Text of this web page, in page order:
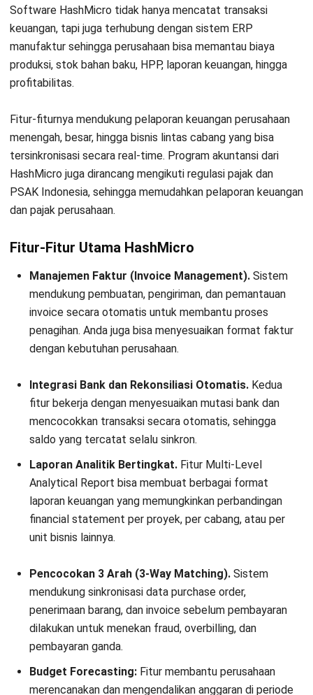
Software HashMicro tidak hanya mencatat transaksi
keuangan, tapi juga terhubung dengan sistem ERP
manufaktur sehingga perusahaan bisa memantau biaya
produksi, stok bahan baku, HPP, laporan keuangan, hingga
profitabilitas.
Fitur-fiturnya mendukung pelaporan keuangan perusahaan
menengah, besar, hingga bisnis lintas cabang yang bisa
tersinkronisasi secara real-time. Program akuntansi dari
HashMicro juga dirancang mengikuti regulasi pajak dan
PSAK Indonesia, sehingga memudahkan pelaporan keuangan
dan pajak perusahaan.
Fitur-Fitur Utama HashMicro
Manajemen Faktur (Invoice Management). Sistem
mendukung pembuatan, pengiriman, dan pemantauan
invoice secara otomatis untuk membantu proses
penagihan. Anda juga bisa menyesuaikan format faktur
dengan kebutuhan perusahaan.
Integrasi Bank dan Rekonsiliasi Otomatis. Kedua
fitur bekerja dengan menyesuaikan mutasi bank dan
mencocokkan transaksi secara otomatis, sehingga
saldo yang tercatat selalu sinkron.
Laporan Analitik Bertingkat. Fitur Multi-Level
Analytical Report bisa membuat berbagai format
laporan keuangan yang memungkinkan perbandingan
financial statement per proyek, per cabang, atau per
unit bisnis lainnya.
Pencocokan 3 Arah (3-Way Matching). Sistem
mendukung sinkronisasi data purchase order,
penerimaan barang, dan invoice sebelum pembayaran
dilakukan untuk menekan fraud, overbilling, dan
pembayaran ganda.
Budget Forecasting: Fitur membantu perusahaan
merencanakan dan mengendalikan anggaran di periode